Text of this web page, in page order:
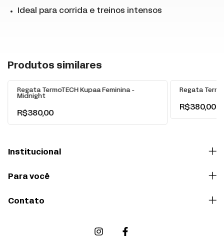
Ideal para corrida e treinos intensos
Produtos similares
Regata TermoTECH Kupaa Feminina -
Midnight
R$380,00
+
Regata
R$380,00
Institucional
Para você
Contato